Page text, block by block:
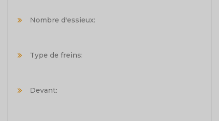
Nombre d'essieux:
Type de freins:
Devant: